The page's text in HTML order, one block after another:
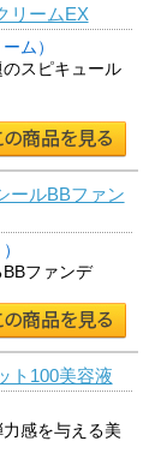
リームEX
ム）
スピキュール
ールBBファン
BBファンデ
ト100美容液
感を与える美